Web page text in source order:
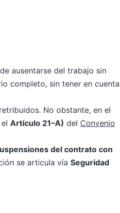
ausentarse del trabajo sin
completo, sin tener en cuenta
No obstante, en el
Artículo 21–A) del Convenio
del contrato con
se articula vía Seguridad